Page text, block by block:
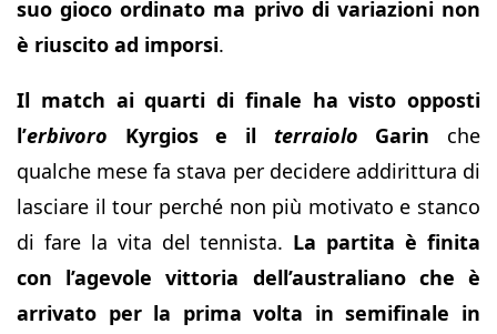
suo gioco ordinato ma privo di variazioni non
è riuscito ad imporsi.
Il match ai quarti di finale ha visto opposti
l’erbivoro Kyrgios e il terraiolo Garin che
qualche mese fa stava per decidere addirittura di
lasciare il tour perché non più motivato e stanco
di fare la vita del tennista. La partita è finita
con l’agevole vittoria dell’australiano che è
arrivato per la prima volta in semifinale in